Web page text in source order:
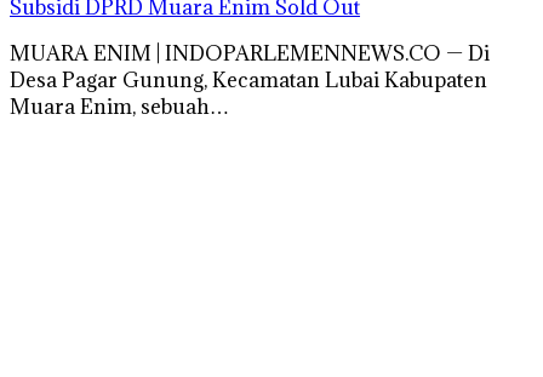
Subsidi DPRD Muara Enim Sold Out
MUARA ENIM | INDOPARLEMENNEWS.CO — Di
Desa Pagar Gunung, Kecamatan Lubai Kabupaten
Muara Enim, sebuah…